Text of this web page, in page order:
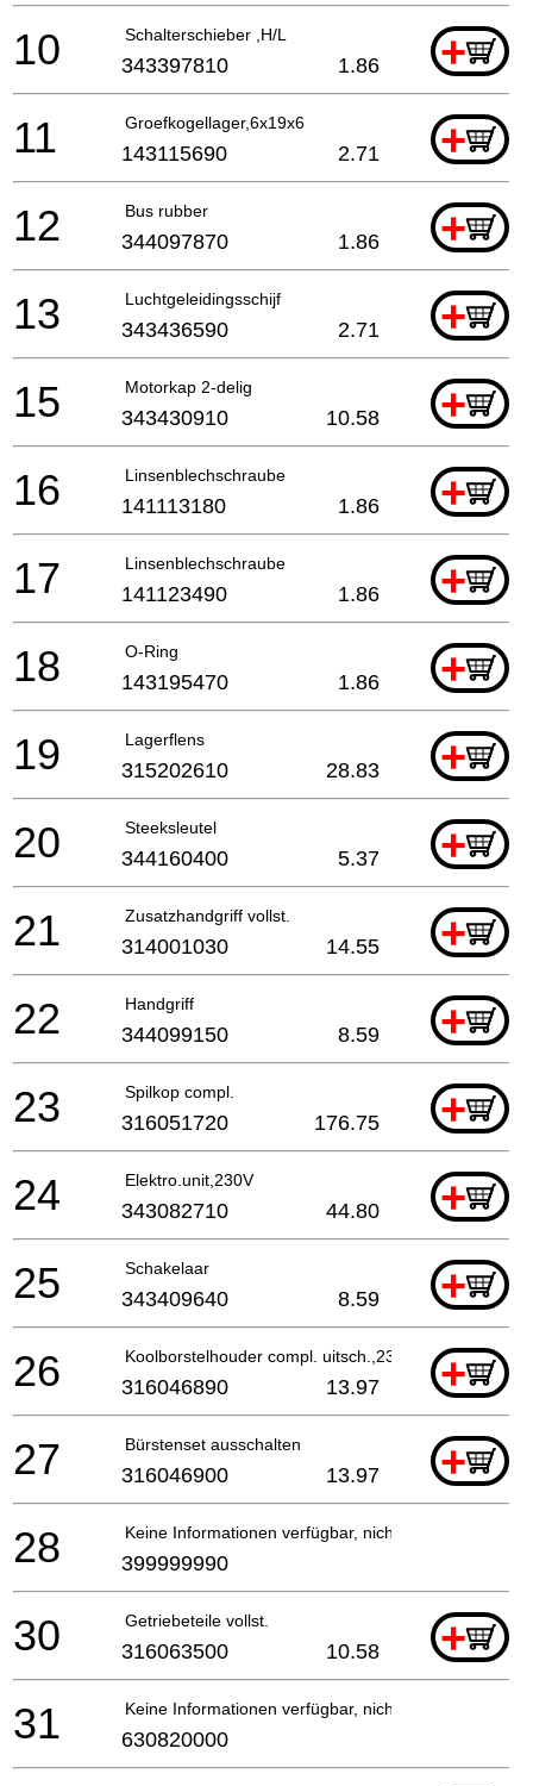
Schalterschieber ,H/L +
10 343397810 1.86
Groefkogellager,6x19x6 +
11 143115690 2.71
Bus rubber +
12 344097870 1.86
Luchtgeleidingsschijf +
13 343436590 2.71
Motorkap 2-delig +
15 343430910 10.58
Linsenblechschraube +
16 141113180 1.86
Linsenblechschraube +
17 141123490 1.86
O-Ring +
18 143195470 1.86
Lagerflens +
19 315202610 28.83
Steeksleutel +
20 344160400 5.37
Zusatzhandgriff vollst. +
21 314001030 14.55
Handgriff +
22 344099150 8.59
Spilkop compl. +
23 316051720 176.75
Elektro.unit,230V +
24 343082710 44.80
Schakelaar +
25 343409640 8.59
Koolborstelhouder compl. uitsch.,230V +
26 316046890 13.97
Bürstenset ausschalten +
27 316046900 13.97
Keine Informationen verfügbar, nicht bestellbar
28 399999990
Getriebeteile vollst. +
30 316063500 10.58
Keine Informationen verfügbar, nicht bestellbar
31 630820000